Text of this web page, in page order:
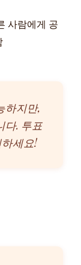
사람에게 공
하지만,
다. 투표
세요!